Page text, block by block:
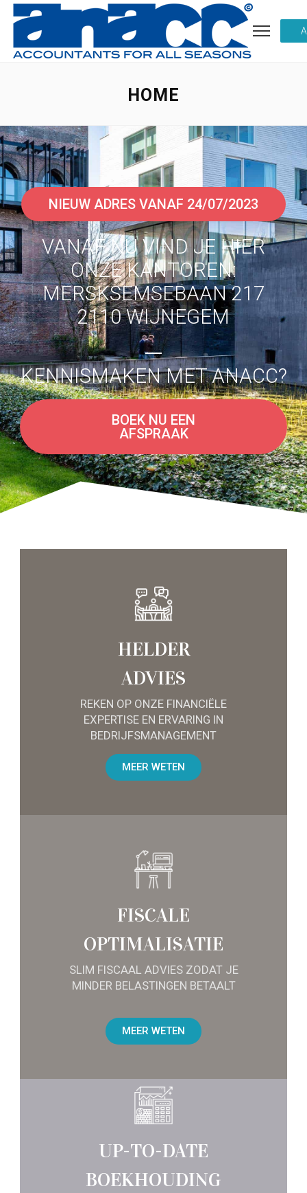
HOME
NIEUW ADRES VANAF 24/07/2023
VANAF NU VIND JE HIER
ONZE KANTOREN:
MERSKSEMSEBAAN 217
2110 WIJNEGEM
KENNISMAKEN MET ANACC?
BOEK NU EEN
AFSPRAAK
HELDER
ADVIES
REKEN OP ONZE FINANCIËLE
EXPERTISE EN ERVARING IN
BEDRIJFSMANAGEMENT
MEER WETEN
FISCALE
OPTIMALISATIE
SLIM FISCAAL ADVIES ZODAT JE
MINDER BELASTINGEN BETAALT
MEER WETEN
UP-TO-DATE
BOEKHOUDING